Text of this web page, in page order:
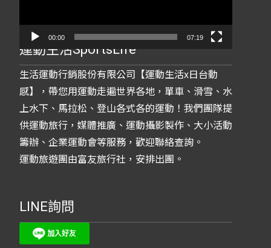
00:00 07:19
運動生活SportsLife
生活運動行銷股份有限公司【運動生活x日台動
感】，帶您用運動走遍世界各地，單車、滑雪、水
上水下、馬拉松、登山各式各的運動！我們團隊提
供運動旅行，媒體推廣、運動攝影製作、大小活動
籌辦、企業運動會等服務，歡迎聯絡查詢。
運動旅遊團由富友旅行社，安排出團。
LINE詢問